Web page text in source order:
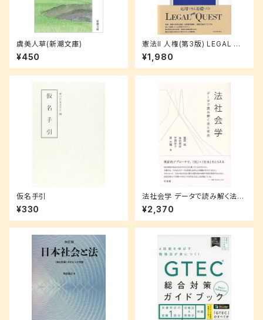
虞美人草(新潮文庫)
¥450
憲法II 人権(第3版) LEGAL QU
EST
¥1,980
仮名手引
¥330
法社会学 データで読み解く法と
社会
¥2,370